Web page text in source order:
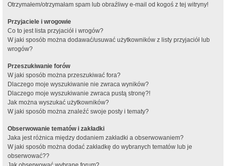
Otrzymałem/otrzymałam spam lub obraźliwy e-mail od kogoś z tej witryny!
Przyjaciele i wrogowie
Co to jest lista przyjaciół i wrogów?
W jaki sposób można dodawać/usuwać użytkowników z listy przyjaciół lub
wrogów?
Przeszukiwanie forów
W jaki sposób można przeszukiwać fora?
Dlaczego moje wyszukiwanie nie zwraca wyników?
Dlaczego moje wyszukiwanie zwraca pustą stronę?!
Jak można wyszukać użytkowników?
W jaki sposób można znaleźć swoje posty i tematy?
Obserwowanie tematów i zakładki
Jaka jest różnica między dodaniem zakładki a obserwowaniem?
W jaki sposób można dodać zakładkę do wybranych tematów lub je
obserwować??